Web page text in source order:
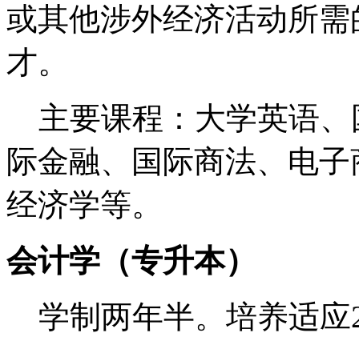
或其他涉外经济活动所
才。
主要课程：大学英语、
际金融、国际商法、电
经济学等。
会计学（专升本）
学制两年半。培养适应